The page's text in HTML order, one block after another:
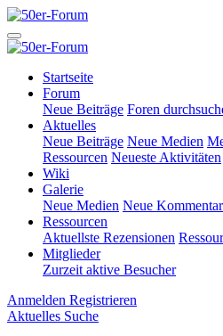
Startseite
Forum
Neue Beiträge Foren
Aktuelles
Neue Beiträge Neue Medien
Ressourcen Neueste Aktivitäten
Wiki
Galerie
Neue Medien Neue
Ressourcen
Aktuellste Rezensionen
Mitglieder
Zurzeit aktive Besucher
Anmelden Registrieren
Aktuelles Suche